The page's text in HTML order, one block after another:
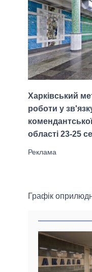
Харківський
роботи у
області 23-25
Графік